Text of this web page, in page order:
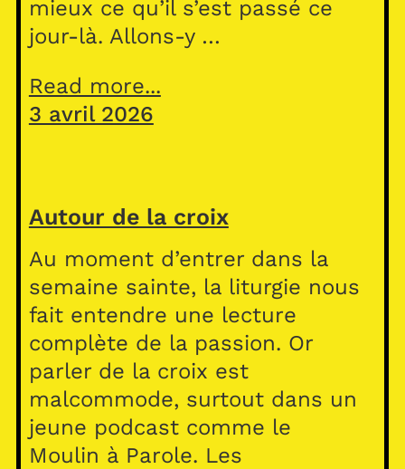
mieux ce qu’il s’est passé ce
jour-là. Allons-y …
Read more...
3 avril 2026
Autour de la croix
Au moment d’entrer dans la
semaine sainte, la liturgie nous
fait entendre une lecture
complète de la passion. Or
parler de la croix est
malcommode, surtout dans un
jeune podcast comme le
Moulin à Parole. Les